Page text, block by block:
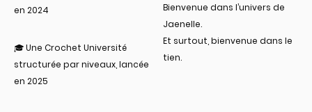
en 2024
🎓 Une Crochet Université
structurée par niveaux, lancée
en 2025
Bienvenue dans l’univers de
Jaenelle.
Et surtout, bienvenue dans le
tien.